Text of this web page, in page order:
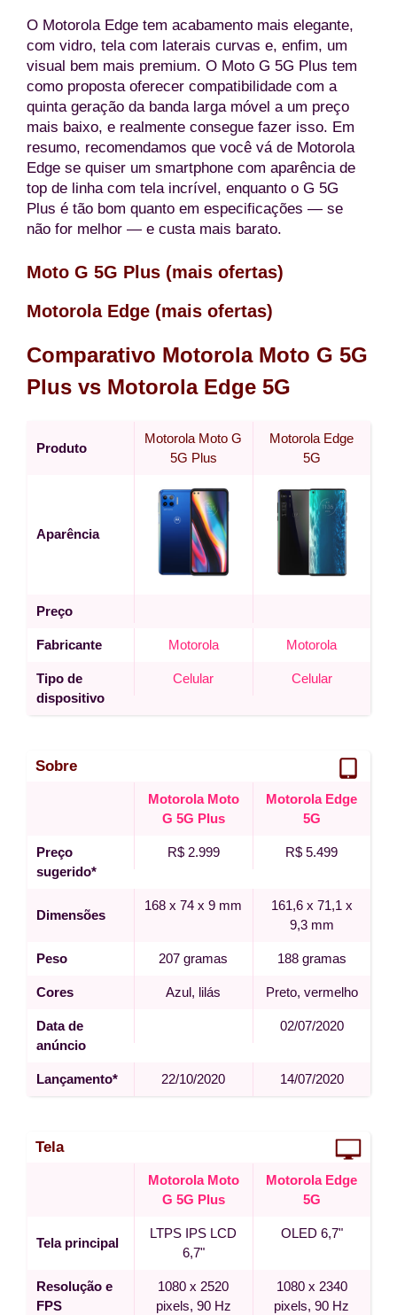
O Motorola Edge tem acabamento mais elegante,
com vidro, tela com laterais curvas e, enfim, um
visual bem mais premium. O Moto G 5G Plus tem
como proposta oferecer compatibilidade com a
quinta geração da banda larga móvel a um preço
mais baixo, e realmente consegue fazer isso. Em
resumo, recomendamos que você vá de Motorola
Edge se quiser um smartphone com aparência de
top de linha com tela incrível, enquanto o G 5G
Plus é tão bom quanto em especificações — se
não for melhor — e custa mais barato.
Moto G 5G Plus (mais ofertas)
Motorola Edge (mais ofertas)
Comparativo Motorola Moto G 5G
Plus vs Motorola Edge 5G
Produto
Motorola Moto G
5G Plus
Motorola Edge
5G
Aparência
Preço
Fabricante Motorola Motorola
Tipo de
dispositivo
Celular Celular
Sobre
Motorola Moto
G 5G Plus
Motorola Edge
5G
Preço
sugerido*
R$ 2.999 R$ 5.499
Dimensões
168 x 74 x 9 mm
161,6 x 71,1 x
9,3 mm
Peso 207 gramas 188 gramas
Cores Azul, lilás Preto, vermelho
Data de
anúncio
02/07/2020
Lançamento* 22/10/2020 14/07/2020
Tela
Motorola Moto
G 5G Plus
Motorola Edge
5G
Tela principal
LTPS IPS LCD
6,7"
OLED 6,7"
Resolução e
FPS
1080 x 2520
pixels, 90 Hz
1080 x 2340
pixels, 90 Hz